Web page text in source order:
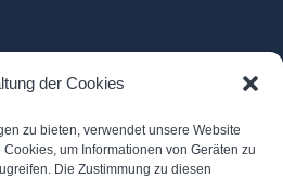
der Cookies
zu bieten, verwendet unsere Website
um Informationen von Geräten zu
Die Zustimmung zu diesen